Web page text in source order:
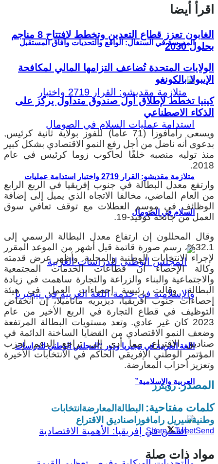
المدرسة في السنغال: الواقع والتحديات وآفاق المستقبل
متلازمة مقديشو: القرار 2719 واختبار استدامة عمليات
السلام في الصومال
اللغة العربية في نيجيريا ودور “المجلس الوطني للدراسات
العربية والإسلامية”
اقرأ أيضا
الغابون تعزز قطاع التعدين وتخطط لافتتاح 8 مناجم
بحلول 2030
الولايات المتحدة تُضاعف التزامها المالي لمكافحة
الإيبولا بالكونغو
كينيا تخطط لإطلاق أول صندوق متداول يركز على
الذكاء الاصطناعي
ويسعى رامافوزا (71 عاما) للفوز بولاية ثانية كرئيس,
بدعوى أنه ناضل من أجل رفع النمو الاقتصادي بشكل كبير
منذ توليه منصبه خلفًا لجاكوب زوما كرئيس في عام
2018.
وارتفع معدل البطالة في جنوب إفريقيا في الربع الرابع
من العام الماضي، مخالفا الاتجاه الذي يميل إلى إضافة
الوظائف في موسم العطلات مع توقف تعافي سوق
العمل من جائحة كوفيد-19.
وقال المحللون إن ارتفاع معدل البطالة الرسمي إلى
32.1%، رسم صورة قاتمة قبل أشهر من الموعد المقرر
لإجراء الانتخابات الوطنية والمحلية. وأظهر عرض قدمته
وكالة الإحصاء أن قطاعات الخدمات المجتمعية
والاجتماعية والبناء والزراعة والتجارة ساهمت في زيادة
البطالة. وقالت رئيسة إحصاءات العمل في هيئة
إحصاءات جنوب أفريقيا، ديزيريه ماناميلا، إن انخفاض
التوظيف في قطاع التجارة في الربع الأخير من عام
2023 كان غير عادي. وتعد مستويات البطالة المرتفعة
وضعف النمو الاقتصادي من القضايا الساخنة الدائمة في
صناديق الاقتراع، مما أدى إلى تراجع الدعم لحزب
المؤتمر الوطني الإفريقي الحاكم في الانتخابات الأخيرة
وتعزيز أحزاب المعارضة.
المصدر:رويترز
كلمات مفتاحية: البطالة المعارضة انتخابات
وطنيةسيريل رامافوزا صناديق الاقتراع
Share TweetSend
مواد ذات صلة